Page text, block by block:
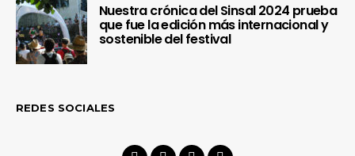
Nuestra crónica del Sinsal 2024 prueba
que fue la edición más internacional y
sostenible del festival
REDES SOCIALES